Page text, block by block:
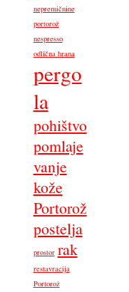
nepremičnine
portorož
nespresso
odlična hrana
pergo
la
pohištvo
pomlaje
vanje
kože
Portorož
postelja
prostor rak
restavracija
Portorož